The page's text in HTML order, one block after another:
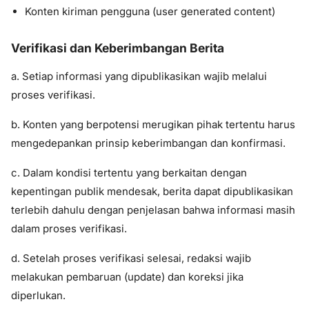
Konten kiriman pengguna (user generated content)
Verifikasi dan Keberimbangan Berita
a. Setiap informasi yang dipublikasikan wajib melalui
proses verifikasi.
b. Konten yang berpotensi merugikan pihak tertentu harus
mengedepankan prinsip keberimbangan dan konfirmasi.
c. Dalam kondisi tertentu yang berkaitan dengan
kepentingan publik mendesak, berita dapat dipublikasikan
terlebih dahulu dengan penjelasan bahwa informasi masih
dalam proses verifikasi.
d. Setelah proses verifikasi selesai, redaksi wajib
melakukan pembaruan (update) dan koreksi jika
diperlukan.